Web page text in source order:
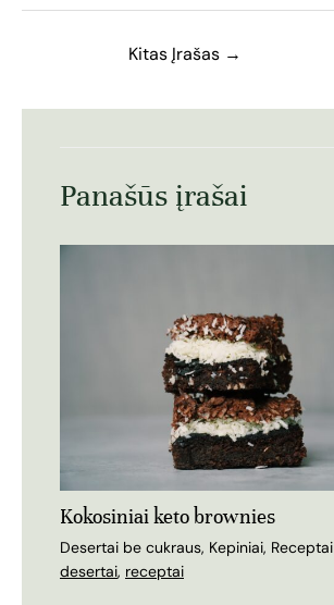
Kitas Įrašas →
Panašūs įrašai
Kokosiniai keto brownies
Desertai be cukraus, Kepiniai, Receptai
desertai, receptai